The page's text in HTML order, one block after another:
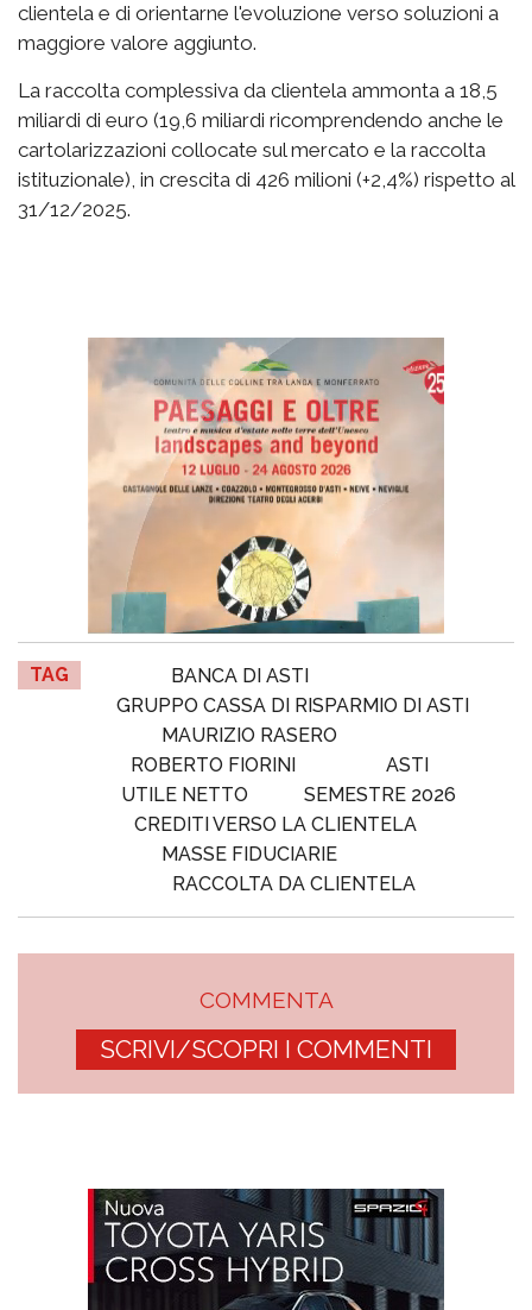
clientela e di orientarne l'evoluzione verso soluzioni a
maggiore valore aggiunto.
La raccolta complessiva da clientela ammonta a 18,5
miliardi di euro (19,6 miliardi ricomprendendo anche le
cartolarizzazioni collocate sul mercato e la raccolta
istituzionale), in crescita di 426 milioni (+2,4%) rispetto al
31/12/2025.
TAG
BANCA DI ASTI
GRUPPO CASSA DI RISPARMIO DI ASTI
MAURIZIO RASERO
ROBERTO FIORINI
ASTI
UTILE NETTO
SEMESTRE 2026
CREDITI VERSO LA CLIENTELA
MASSE FIDUCIARIE
RACCOLTA DA CLIENTELA
COMMENTA
SCRIVI/SCOPRI I COMMENTI